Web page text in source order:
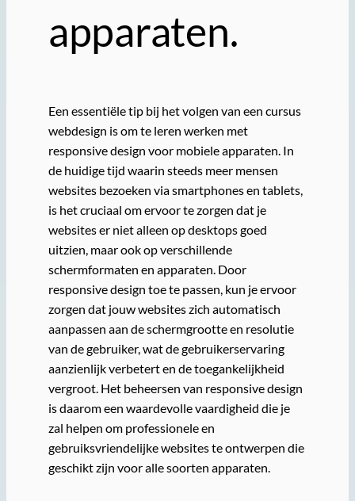
apparaten.
Een essentiële tip bij het volgen van een cursus
webdesign is om te leren werken met
responsive design voor mobiele apparaten. In
de huidige tijd waarin steeds meer mensen
websites bezoeken via smartphones en tablets,
is het cruciaal om ervoor te zorgen dat je
websites er niet alleen op desktops goed
uitzien, maar ook op verschillende
schermformaten en apparaten. Door
responsive design toe te passen, kun je ervoor
zorgen dat jouw websites zich automatisch
aanpassen aan de schermgrootte en resolutie
van de gebruiker, wat de gebruikerservaring
aanzienlijk verbetert en de toegankelijkheid
vergroot. Het beheersen van responsive design
is daarom een waardevolle vaardigheid die je
zal helpen om professionele en
gebruiksvriendelijke websites te ontwerpen die
geschikt zijn voor alle soorten apparaten.